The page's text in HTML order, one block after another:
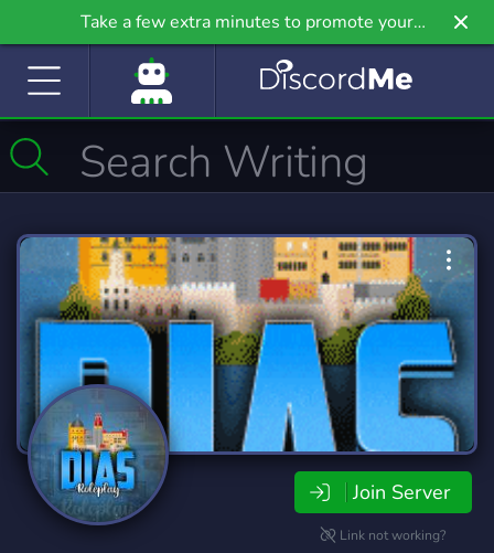
Take a few extra minutes to promote your
community even further on Griv.io, our newest
Join Server
Link not working?